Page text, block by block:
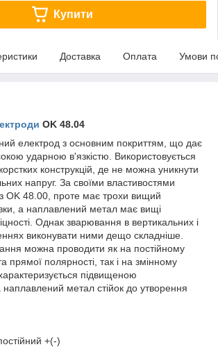
Купити
Доставка Оплата Умови
OK 48.04
електрод з основним покриттям, що дає
ударною в'язкістю. Використовується
конструкцій, де не можна уникнути
напруг. За своїми властивостями
OK 48.00, проте має трохи вищий
а наплавлений метал має вищі
Однак зварювання в вертикальних і
виконувати ними дещо складніше.
можна проводити як на постійному
прямої полярності, так і на змінному
підвищеною
наплавлений метал стійок до утворення
+(-)